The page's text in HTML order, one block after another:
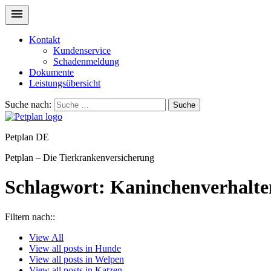
Kontakt
Kundenservice
Schadenmeldung
Dokumente
Leistungsübersicht
Suche nach: Suche
Petplan DE
Petplan – Die Tierkrankenversicherung
Schlagwort:
Filtern nach::
View All
View all posts in Hunde
View all posts in Welpen